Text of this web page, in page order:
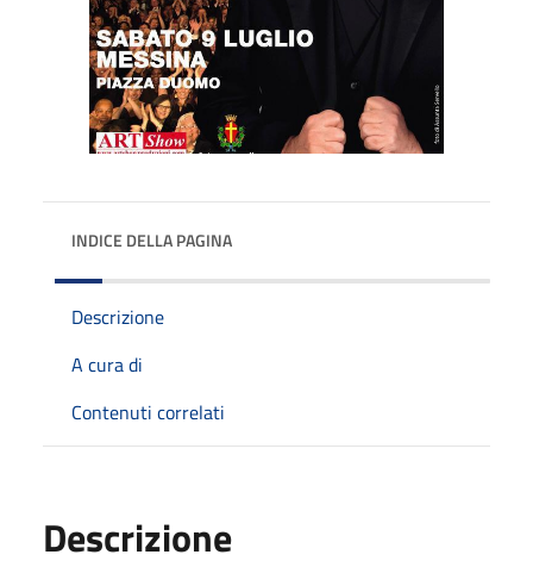
INDICE DELLA PAGINA
Descrizione
A cura di
Contenuti correlati
Descrizione